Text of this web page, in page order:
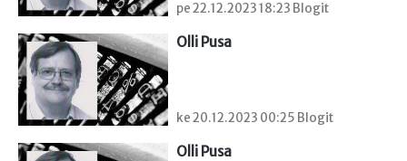
pe 22.12.2023 18:23 Blogit
Olli Pusa
ke 20.12.2023 00:25 Blogit
Olli Pusa